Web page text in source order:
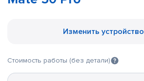
Изменить устройство
Стоимость работы (без детали)